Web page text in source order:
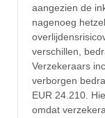
aangezien de
nagenoeg
verschillen,
Verzekeraars
verborgen
EUR 24.210.
omdat